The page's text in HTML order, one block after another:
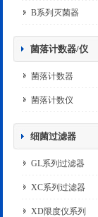
B系列灭菌器
菌落计数器/仪
菌落计数器
菌落计数仪
细菌过滤器
GL系列过滤器
XC系列过滤器
XD限度仪系列